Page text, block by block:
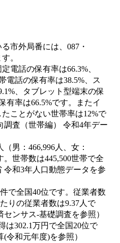
市外局番には、087・
。
電話の保有率は66.3%、
電話の保有率は38.5%、ス
、タブレット型端末の保
有率は66.5%です。またイ
ことがない世帯率は12%で
査（世帯編） 令和4年デー
男：466,996人、女：
。世帯数は445,500世帯で全
令和3年人口動態データを参
で全国40位です。従業者数
りの従業者数は9.37人で
ンサス‐基礎調査を参照）
は302.1万円で全国20位で
令和元年度)を参照）